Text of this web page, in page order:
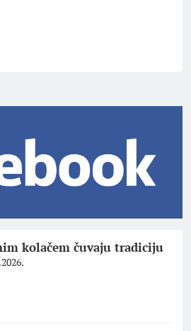
kolačem čuvaju tradiciju